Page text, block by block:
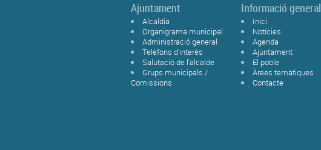
Ajuntament
Alcaldia
Organigrama municipal
Administració general
Telèfons d'interès
Salutació de l'alcalde
Grups municipals /
Comissions
Informació general
Inici
Notícies
Agenda
Ajuntament
El poble
Àrees temàtiques
Contacte